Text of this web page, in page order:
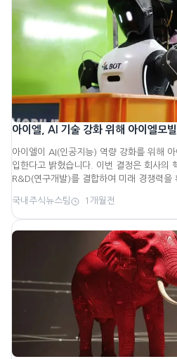
아이엘, AI 기술 강화 위해 아이엘모
아이엘이 AI(인공지능) 역량 강화를 위해
입한다고 밝혔습니다. 이번 결정은 회사의
R&D(연구개발)를 결합하여 미래 경쟁력을
국내주식뉴스팀
1개월전